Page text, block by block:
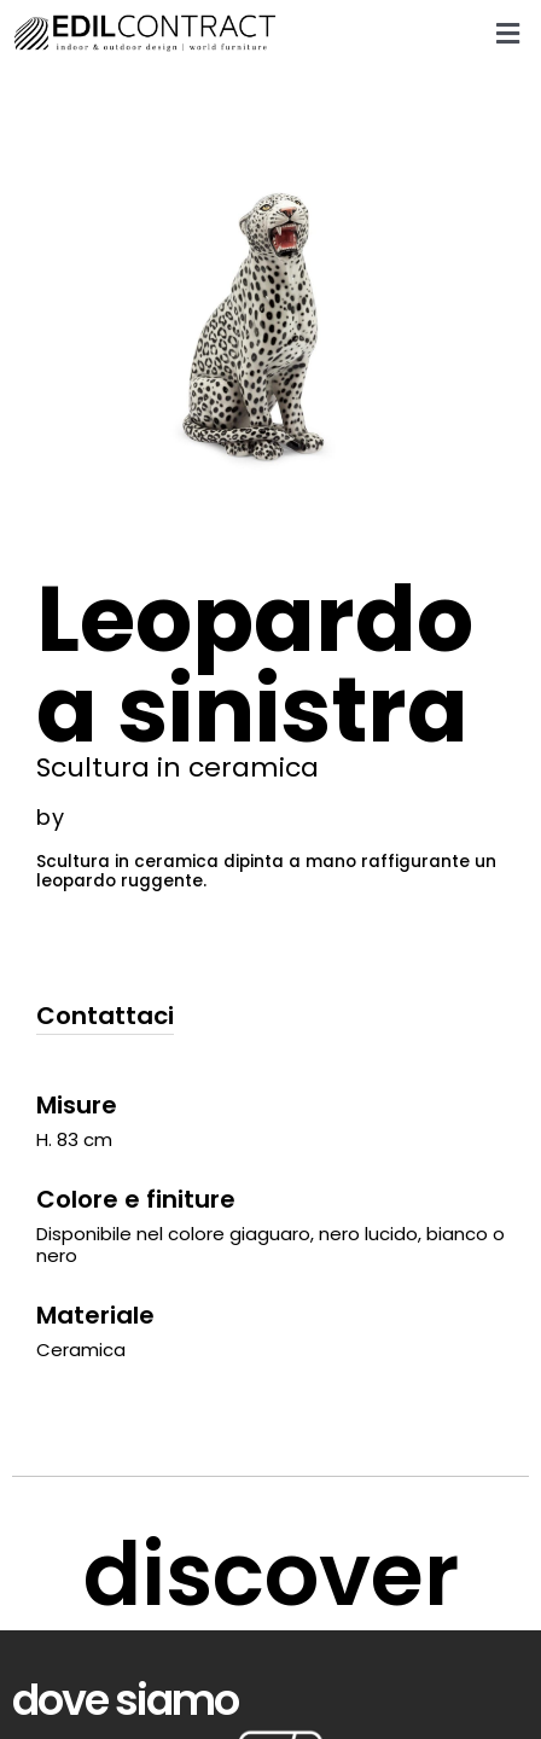
Leopardo
a sinistra
Scultura in ceramica
by
Scultura in ceramica dipinta a mano raffigurante un
leopardo ruggente.
Contattaci
Misure
H. 83 cm
Colore e finiture
Disponibile nel colore giaguaro, nero lucido, bianco o
nero
Materiale
Ceramica
discover
dove siamo